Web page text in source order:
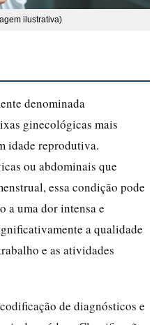
ilustrativa)
denominada
ginecológicas mais
idade reprodutiva.
ou abdominais que
essa condição pode
a uma dor intensa e
a qualidade
e as atividades
de diagnósticos e